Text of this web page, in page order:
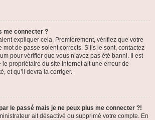
me connecter ?
expliquer cela. Premièrement, vérifiez que votre
mot de passe soient corrects. S’ils le sont, contactez
pour vérifier que vous n’avez pas été banni. Il est
propriétaire du site Internet ait une erreur de
et qu’il devra la corriger.
le passé mais je ne peux plus me connecter ?!
ait désactivé ou supprimé votre compte. En